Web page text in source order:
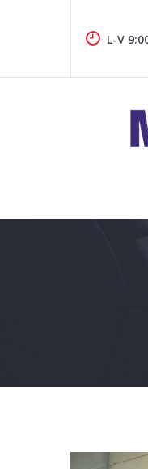
L-V
Furgonetas y